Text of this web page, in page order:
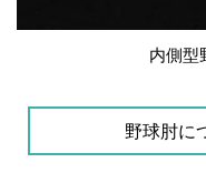
内側型
野球肘に